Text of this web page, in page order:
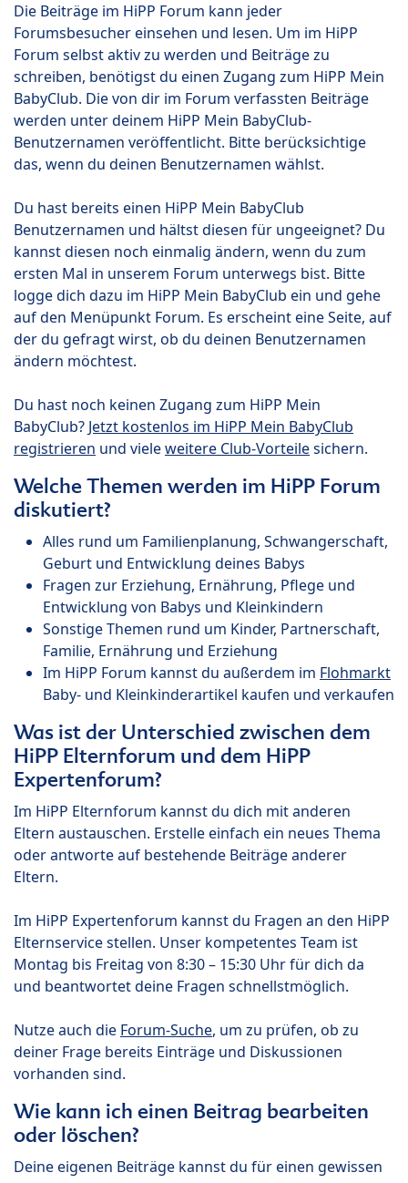
Die Beiträge im HiPP Forum kann jeder
Forumsbesucher einsehen und lesen. Um im HiPP
Forum selbst aktiv zu werden und Beiträge zu
schreiben, benötigst du einen Zugang zum HiPP Mein
BabyClub. Die von dir im Forum verfassten Beiträge
werden unter deinem HiPP Mein BabyClub-
Benutzernamen veröffentlicht. Bitte berücksichtige
das, wenn du deinen Benutzernamen wählst.
Du hast bereits einen HiPP Mein BabyClub
Benutzernamen und hältst diesen für ungeeignet? Du
kannst diesen noch einmalig ändern, wenn du zum
ersten Mal in unserem Forum unterwegs bist. Bitte
logge dich dazu im HiPP Mein BabyClub ein und gehe
auf den Menüpunkt Forum. Es erscheint eine Seite, auf
der du gefragt wirst, ob du deinen Benutzernamen
ändern möchtest.
Du hast noch keinen Zugang zum HiPP Mein
BabyClub? Jetzt kostenlos im HiPP Mein BabyClub
registrieren und vieleweitere Club-Vorteilesichern.
Welche Themen werden im HiPP Forum
diskutiert?
Alles rund um Familienplanung, Schwangerschaft,
Geburt und Entwicklung deines Babys
Fragen zur Erziehung, Ernährung, Pflege und
Entwicklung von Babys und Kleinkindern
Sonstige Themen rund um Kinder, Partnerschaft,
Familie, Ernährung und Erziehung
Im HiPP Forum kannst du außerdem im Flohmarkt
Baby- und Kleinkinderartikel kaufen und verkaufen
Was ist der Unterschied zwischen dem
HiPP Elternforum und dem HiPP
Expertenforum?
Im HiPP Elternforum kannst du dich mit anderen
Eltern austauschen. Erstelle einfach ein neues Thema
oder antworte auf bestehende Beiträge anderer
Eltern.
Im HiPP Expertenforum kannst du Fragen an den HiPP
Elternservice stellen. Unser kompetentes Team ist
Montag bis Freitag von 8:30 – 15:30 Uhr für dich da
und beantwortet deine Fragen schnellstmöglich.
Nutze auch die Forum-Suche, um zu prüfen, ob zu
deiner Frage bereits Einträge und Diskussionen
vorhanden sind.
Wie kann ich einen Beitrag bearbeiten
oder löschen?
Deine eigenen Beiträge kannst du für einen gewissen